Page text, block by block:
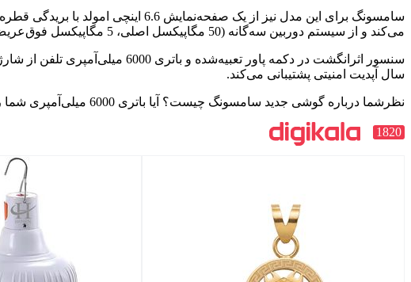
می‌کند و از سیستم دوربین سه‌گانه (50 مگاپیکسل اصلی، 5 مگاپیکسل فوق‌عریض و 2 مگاپیکسل ماکرو) در پست دستگاه استفاده می‌کند.
سال آپدیت امنیتی پشتیبانی می‌کند.
نظرشما درباره گوشی جدید سامسونگ چیست؟ آیا باتری 6000 میلی‌آمپری شما را ترغیب می‌کند که آن‌ها را به گلکسی A15 ترجیح دهید؟
1820